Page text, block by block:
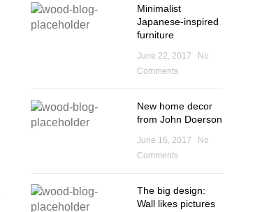
Minimalist
Japanese-inspired
furniture
June 22, 2017
No
Comments
New home decor
from John Doerson
June 16, 2017
No
Comments
The big design:
Wall likes pictures